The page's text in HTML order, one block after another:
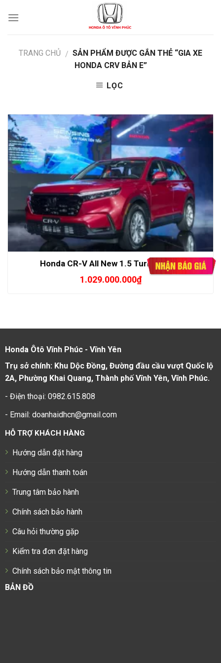
TRANG CHỦ / SẢN PHẨM ĐƯỢC GẮN THẺ “GIA XE
HONDA CRV BẢN E”
LỌC
Honda CR-V All New 1.5 Turbo bản G
1.029.000.000₫
Honda Ôtô Vĩnh Phúc - Vĩnh Yên
Trụ sở chính: Khu Dộc Đồng, Đường đầu cầu vượt Quốc lộ
2A, Phường Khai Quang, Thành phố Vĩnh Yên, Vĩnh Phúc.
- Điện thoại: 0982.615.808
- Email: doanhaidhcn@gmail.com
HỖ TRỢ KHÁCH HÀNG
Hướng dẫn đặt hàng
Hướng dẫn thanh toán
Trung tâm bảo hành
Chính sách bảo hành
Câu hỏi thường gặp
Kiểm tra đơn đặt hàng
Chính sách bảo mật thông tin
BẢN ĐỒ